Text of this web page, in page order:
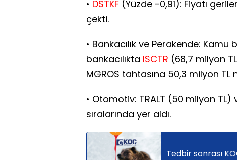
• DSTKF (Yüzde -0,91): Fiyatı
çekti.
• Bankacılık ve Perakende: Kamu
bankacılıkta ISCTR (68,7 milyon
MGROS tahtasına 50,3 milyon
• Otomotiv: TRALT (50 milyon
sıralarında yer aldı.
Tedbir sonrası